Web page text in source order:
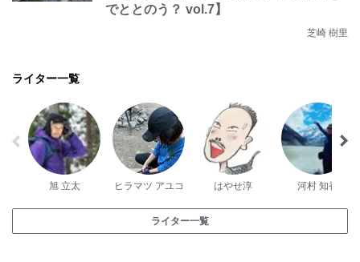
でととのう？ vol.7】
芝崎 樹里
ライター一覧
旭 立太 ヒラマツ アユコ はやせ淳 河村 知香
ライター一覧